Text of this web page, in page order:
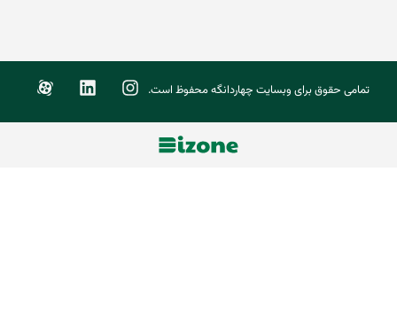
تمامی حقوق برای وبسایت چهاردانگه محفوظ است.